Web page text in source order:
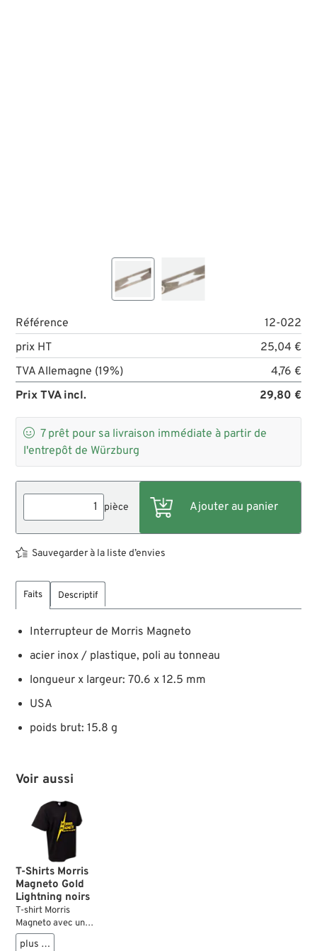
Référence
12-022
prix HT
25,04 €
TVA Allemagne (19%)
4,76 €
Prix TVA incl.
29,80 €
 7 prêt pour sa livraison immédiate à partir de
l'entrepôt de Würzburg
pièce
Sauvegarder à la liste d’envies
Faits Descriptif
Interrupteur de Morris Magneto
acier inox / plastique, poli au tonneau
longueur x largeur: 70.6 x 12.5 mm
USA
poids brut: 15.8 g
Voir aussi
T-Shirts Morris
Magneto Gold
Lightning noirs
T-shirt Morris
Magneto avec un
grand logo sur le
plus …